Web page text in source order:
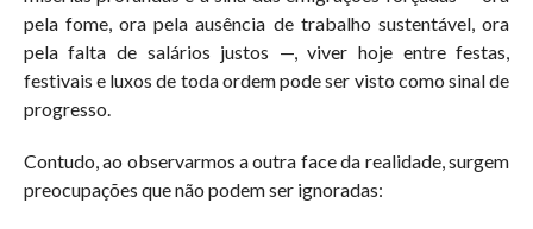
pela fome, ora pela ausência de trabalho sustentável, ora
pela falta de salários justos —, viver hoje entre festas,
festivais e luxos de toda ordem pode ser visto como sinal de
progresso.
Contudo, ao observarmos a outra face da realidade, surgem
preocupações que não podem ser ignoradas: